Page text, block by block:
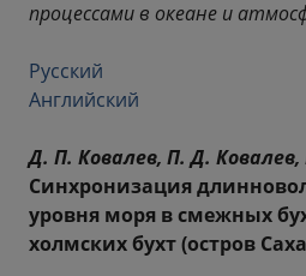
процессами в океане и
Русский
Английский
Д. П. Ковалев, П. Д.
Синхронизация
уровня моря в смежных
холмских бухт (остров